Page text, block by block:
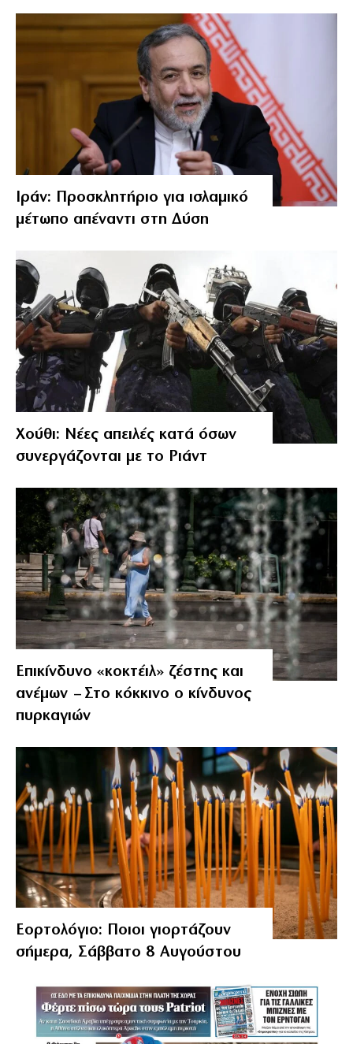
Ιράν: Προσκλητήριο για ισλαμικό
μέτωπο απέναντι στη Δύση
Χούθι: Νέες απειλές κατά όσων
συνεργάζονται με το Ριάντ
Επικίνδυνο «κοκτέιλ» ζέστης και
ανέμων – Στο κόκκινο ο κίνδυνος
πυρκαγιών
Εορτολόγιο: Ποιοι γιορτάζουν
σήμερα, Σάββατο 8 Αυγούστου